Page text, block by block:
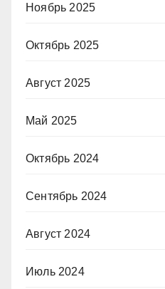
Ноябрь 2025
Октябрь 2025
Август 2025
Май 2025
Октябрь 2024
Сентябрь 2024
Август 2024
Июль 2024